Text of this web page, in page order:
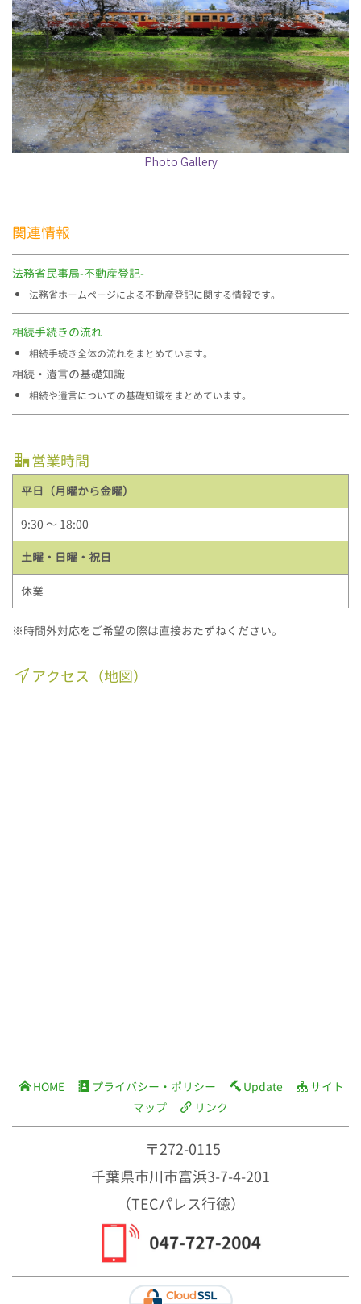
Photo Gallery
関連情報
法務省民事局-不動産登記-
法務省ホームページによる不動産登記に関する情報です。
相続手続きの流れ
相続手続き全体の流れをまとめています。
相続・遺言の基礎知識
相続や遺言についての基礎知識をまとめています。
営業時間
平日（月曜から金曜）
9:30 ～ 18:00
土曜・日曜・祝日
休業
※時間外対応をご希望の際は直接おたずねください。
アクセス（地図）
HOME プライバシー・ポリシー Update
サイト
マップ
リンク
〒272-0115
千葉県市川市富浜3-7-4-201
（TECパレス行徳）